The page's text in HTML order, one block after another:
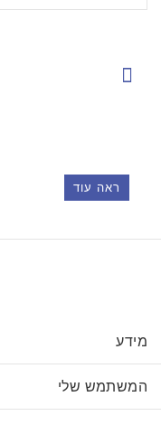
ראה עוד
מידע
המשתמש שלי